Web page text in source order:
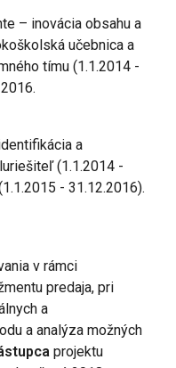
– inovácia obsahu a
učebnica a
tímu (1.1.2014 -
a
(1.1.2014 -
- 31.12.2016).
v rámci
predaja, pri
a
a analýza možných
projektu